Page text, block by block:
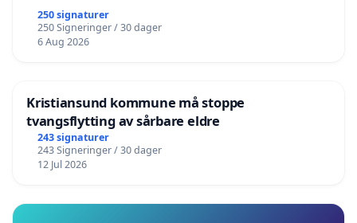
250 signaturer
250 Signeringer / 30 dager
6 Aug 2026
Kristiansund kommune må stoppe
tvangsflytting av sårbare eldre
243 signaturer
243 Signeringer / 30 dager
12 Jul 2026